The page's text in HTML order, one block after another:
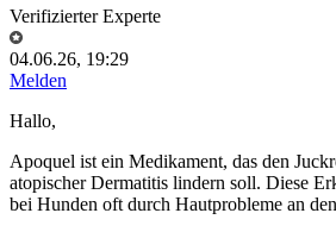
Verifizierter Experte
04.06.26, 19:29
Melden
Hallo,
Apoquel ist ein Medikament, das den
atopischer Dermatitis lindern soll. Diese
bei Hunden oft durch Hautprobleme an